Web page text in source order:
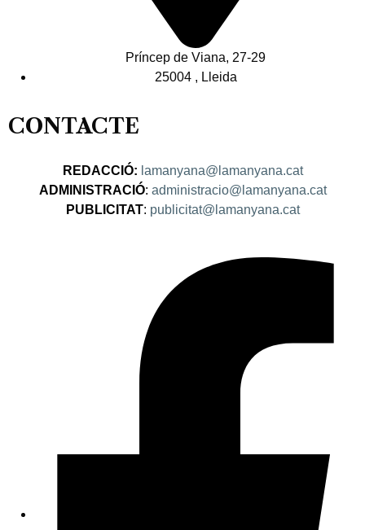
Príncep de Viana, 27-29
25004 , Lleida
CONTACTE
REDACCIÓ: lamanyana@lamanyana.cat
ADMINISTRACIÓ: administracio@lamanyana.cat
PUBLICITAT: publicitat@lamanyana.cat